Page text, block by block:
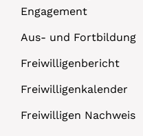
Engagement
Aus- und Fortbildung
Freiwilligenbericht
Freiwilligenkalender
Freiwilligen Nachweis